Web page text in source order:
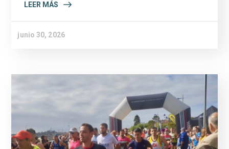
LEER MÁS
junio 30, 2026